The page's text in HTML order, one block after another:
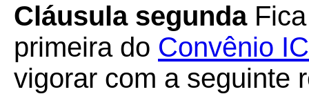
Cláusula segunda
primeira do Convênio
vigorar com a seguinte